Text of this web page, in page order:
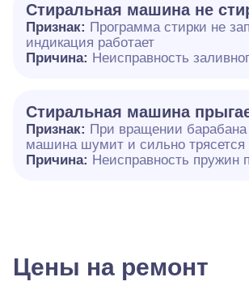
Стиральная машина не
Признак: Программа стирки не
индикация работает
Причина: Неисправность
Стиральная машина
Признак: При вращении барабана
машина шумит и сильно трясется
Причина: Неисправность пружин
Цены на ремонт